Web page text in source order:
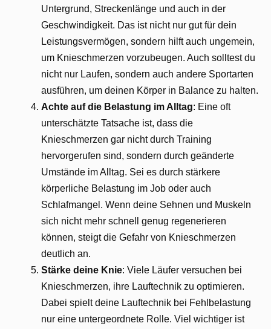
Untergrund, Streckenlänge und auch in der
Geschwindigkeit. Das ist nicht nur gut für dein
Leistungsvermögen, sondern hilft auch ungemein,
um Knieschmerzen vorzubeugen. Auch solltest du
nicht nur Laufen, sondern auch andere Sportarten
ausführen, um deinen Körper in Balance zu halten.
Achte auf die Belastung im Alltag: Eine oft
unterschätzte Tatsache ist, dass die
Knieschmerzen gar nicht durch Training
hervorgerufen sind, sondern durch geänderte
Umstände im Alltag. Sei es durch stärkere
körperliche Belastung im Job oder auch
Schlafmangel. Wenn deine Sehnen und Muskeln
sich nicht mehr schnell genug regenerieren
können, steigt die Gefahr von Knieschmerzen
deutlich an.
Stärke deine Knie: Viele Läufer versuchen bei
Knieschmerzen, ihre Lauftechnik zu optimieren.
Dabei spielt deine Lauftechnik bei Fehlbelastung
nur eine untergeordnete Rolle. Viel wichtiger ist